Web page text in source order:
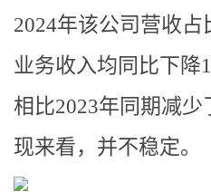
2024年该公司营收
业务收入均同比下降
相比2023年同期减
现来看，并不稳定。